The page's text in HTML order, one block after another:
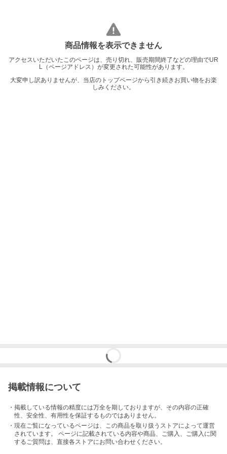
商品情報を表示できません
アクセスいただいたこのページは、売り切れ、販売期間終了などの理由でUR
L（ページアドレス）が変更された可能性があります。
大変申し訳ありませんが、当店のトップページから引き続きお買い物をお楽
しみください。
掲載情報について
・掲載している情報の精度には万全を期しておりますが、その内容の正確
性、安全性、有用性を保証するものではありません。
・現在ご覧になっているページは、この商品を取り扱うストアによって運営
されています。 ページに記載されている内容や商品、ご購入 、ご購入に関
するご質問は、直接各ストアにお問い合わせください。